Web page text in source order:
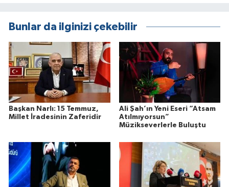
Bunlar da ilginizi çekebilir
Başkan Narlı: 15 Temmuz,
Millet İradesinin Zaferidir
Ali Şah’ın Yeni Eseri “Atsam
Atılmıyorsun”
Müzikseverlerle Buluştu